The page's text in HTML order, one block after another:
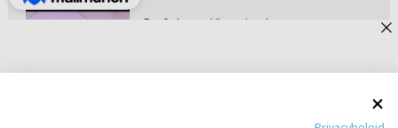
Prof. dr. van Vlastuin - Is